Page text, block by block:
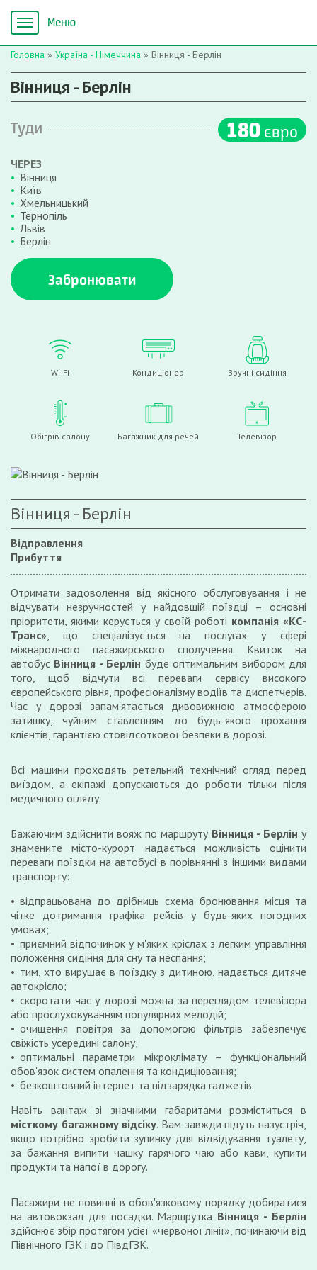
Головна » Україна - Німеччина » Вінниця - Берлін
Вінниця - Берлін
Туди 180 євро
ЧЕРЕЗ
Вінниця
Київ
Хмельницький
Тернопіль
Львів
Берлін
Забронювати
Wi-Fi Кондиціонер Зручні сидіння
Обігрів салону Багажник для речей Телевізор
Вінниця - Берлін
Відправлення
Прибуття
Отримати задоволення від якісного обслуговування і не
відчувати незручностей у найдовшій поїздці – основні
пріоритети, якими керується у своїй роботі компанія «КС-
Транс», що спеціалізується на послугах у сфері
міжнародного пасажирського сполучення. Квиток на
автобус Вінниця - Берлін буде оптимальним вибором для
того, щоб відчути всі переваги сервісу високого
європейського рівня, професіоналізму водіїв та диспетчерів.
Час у дорозі запам'ятається дивовижною атмосферою
затишку, чуйним ставленням до будь-якого прохання
клієнтів, гарантією стовідсоткової безпеки в дорозі.
Всі машини проходять ретельний технічний огляд перед
виїздом, а екіпажі допускаються до роботи тільки після
медичного огляду.
Бажаючим здійснити вояж по маршруту Вінниця - Берлін у
знамените місто-курорт надається можливість оцінити
переваги поїздки на автобусі в порівнянні з іншими видами
транспорту:
відпрацьована до дрібниць схема бронювання місця та
чітке дотримання графіка рейсів у будь-яких погодних
умовах;
приємний відпочинок у м'яких кріслах з легким управління
положення сидіння для сну та неспання;
тим, хто вирушає в поїздку з дитиною, надається дитяче
автокрісло;
скоротати час у дорозі можна за переглядом телевізора
або прослуховуванням популярних мелодій;
очищення повітря за допомогою фільтрів забезпечує
свіжість усередині салону;
оптимальні параметри мікроклімату – функціональний
обов'язок систем опалення та кондиціювання;
безкоштовний інтернет та підзарядка гаджетів.
Навіть вантаж зі значними габаритами розміститься в
місткому багажному відсіку. Вам завжди підуть назустріч,
якщо потрібно зробити зупинку для відвідування туалету,
за бажання випити чашку гарячого чаю або кави, купити
продукти та напої в дорогу.
Пасажири не повинні в обов'язковому порядку добиратися
на автовокзал для посадки. Маршрутка Вінниця - Берлін
здійснює збір протягом усієї «червоної лінії», починаючи від
Північного ГЗК і до ПівдГЗК.